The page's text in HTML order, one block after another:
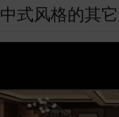
中式风格的其